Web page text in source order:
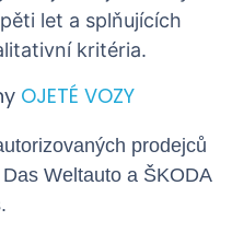
let a splňujících
kritéria.
OJETÉ VOZY
prodejců
Weltauto a ŠKODA
.